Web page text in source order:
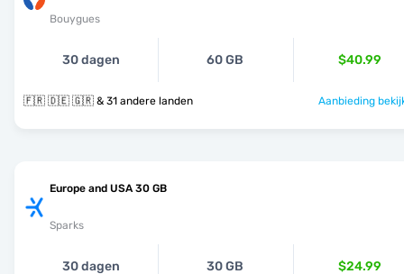
Bouygues
30 dagen 60 GB $40.99
🇫🇷 🇩🇪 🇬🇷 & 31 andere landen Aanbieding
Europe and USA 30 GB
Sparks
30 dagen 30 GB $24.99